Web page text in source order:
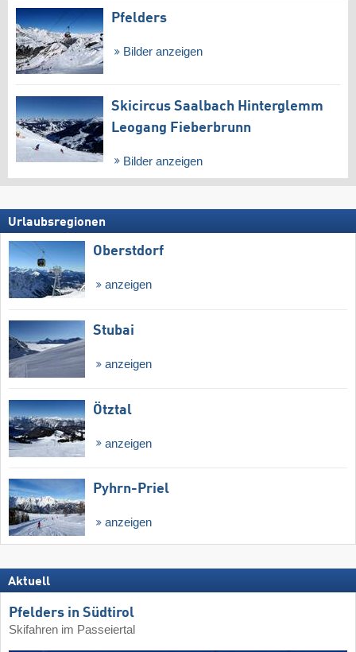
Pfelders
Bilder anzeigen
Skicircus Saalbach Hinterglemm
Leogang Fieberbrunn
Bilder anzeigen
Urlaubsregionen
Oberstdorf
anzeigen
Stubai
anzeigen
Ötztal
anzeigen
Pyhrn-Priel
anzeigen
Aktuell
Pfelders in Südtirol
Skifahren im Passeiertal